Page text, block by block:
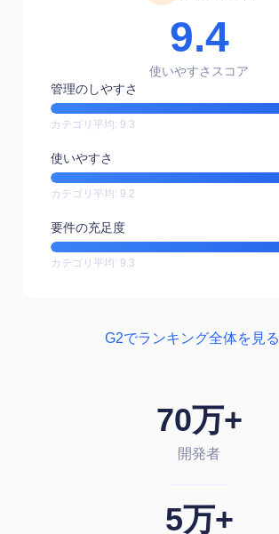
9.4
使いやすさスコア
管理のしやすさ
カテゴリ平均: 9.3
使いやすさ
カテゴリ平均: 9.2
要件の充足度
カテゴリ平均: 9.3
G2でランキング全体を見る
70万+
開発者
5万+